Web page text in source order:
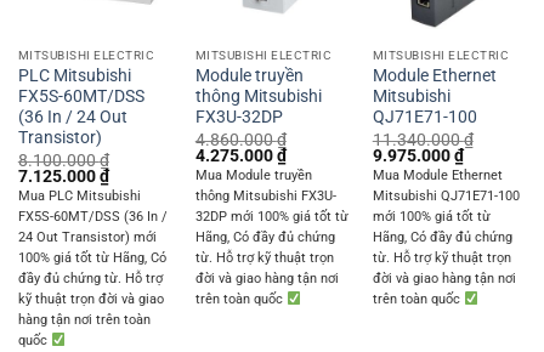
MITSUBISHI ELECTRIC
PLC Mitsubishi
FX5S-60MT/DSS
(36 In / 24 Out
Transistor)
8.100.000₫
Original
price
was:
8.100.000 ₫.
7.125.000₫Current
price
is:
7.125.000 ₫.
Mua PLC Mitsubishi
FX5S-60MT/DSS (36 In /
24 Out Transistor) mới
100% giá tốt từ Hãng, Có
đầy đủ chứng từ. Hỗ trợ
kỹ thuật trọn đời và giao
hàng tận nơi trên toàn
quốc
MITSUBISHI ELECTRIC
Module truyền
thông Mitsubishi
FX3U-32DP
4.860.000₫
Original
price
was:
4.860.000 ₫.
4.275.000₫Current
price
is:
4.275.000 ₫.
Mua Module truyền
thông Mitsubishi FX3U-
32DP mới 100% giá tốt từ
Hãng, Có đầy đủ chứng
từ. Hỗ trợ kỹ thuật trọn
đời và giao hàng tận nơi
trên toàn quốc
MITSUBISHI ELECTRIC
Module Ethernet
Mitsubishi
QJ71E71-100
11.340.000₫
Original
price
was:
11.340.000 ₫.
9.975.000₫Current
price
is:
9.975.000
Mua Module Ethernet
Mitsubishi QJ71E71-100
mới 100% giá tốt từ
Hãng, Có đầy đủ chứng
từ. Hỗ trợ kỹ thuật trọn
đời và giao hàng tận nơi
trên toàn quốc